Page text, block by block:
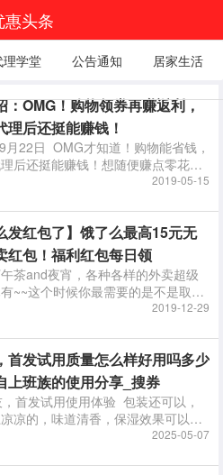
惠头条
理学堂 公告通知 居家生活
：OMG！购物领券再赚返利，
理后还挺能赚钱！
月22日 OMG才知道！购物能省钱，
后还挺能赚钱！想随便赚点零花钱
找到了靠谱的平台！！！平台教程
2019-05-15
发红包了】饿了么最高15元无
红包！福利红包每日领
茶and夜宵，各种各样的外卖超级
~~这个时候你最需要的是不是取之
竭的外卖红包？ 所以敲重点！！本
直接、简单、干
2019-12-29
首发试用质量怎么样好用吗多少
上班族的使用分享_搜券
试用使用体验 包装还可以，
凉的，味道清香，保湿效果可以。
2025-05-07